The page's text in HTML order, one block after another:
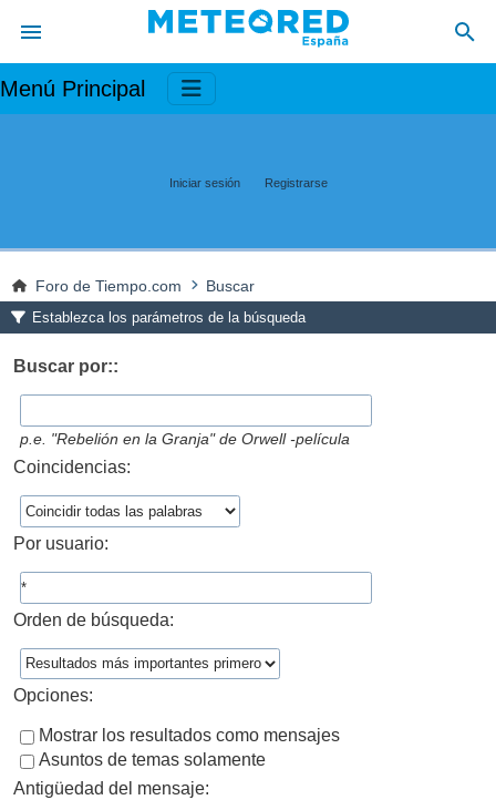
Menú Principal
Iniciar sesión Registrarse
Foro de Tiempo.com Buscar
Establezca los parámetros de la búsqueda
Buscar por::
p.e. "Rebelión en la Granja" de Orwell -película
Coincidencias:
Por usuario:
Orden de búsqueda:
Opciones:
Mostrar los resultados como mensajes
Asuntos de temas solamente
Antigüedad del mensaje: